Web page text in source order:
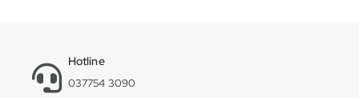
Hotline
037754 3090